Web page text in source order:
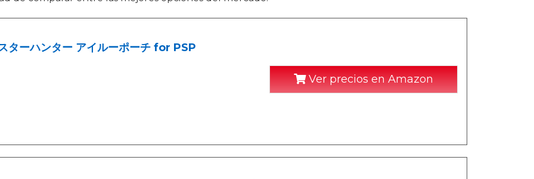
ターハンター アイルーポーチ for PSP
Ver precios en Amazon